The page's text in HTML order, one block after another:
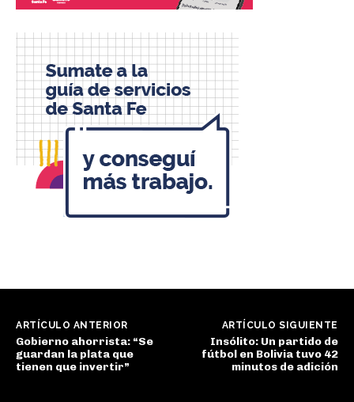
ARTÍCULO ANTERIOR
Gobierno ahorrista: “Se
guardan la plata que
tienen que invertir”
ARTÍCULO SIGUIENTE
Insólito: Un partido de
fútbol en Bolivia tuvo 42
minutos de adición